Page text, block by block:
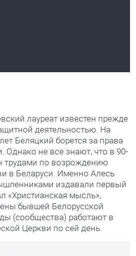
лауреат известен прежде
деятельностью. На
Беляцкий борется за права
Однако не все знают, что в 90-
трудами по возрождению
в Беларуси. Именно Алесь
издавали первый
«Христианская мысль»,
бывшей Белорусской
(сообщества) работают в
Церкви по сей день.